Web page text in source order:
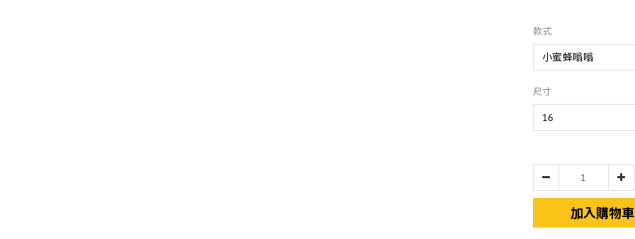
款式
尺寸
加入購物車